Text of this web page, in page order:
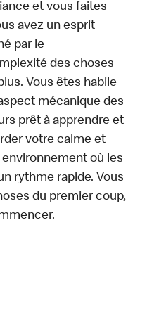
et vous faites
avez un esprit
par le
des choses
Vous êtes habile
mécanique des
prêt à apprendre et
votre calme et
où les
rythme rapide. Vous
du premier coup,